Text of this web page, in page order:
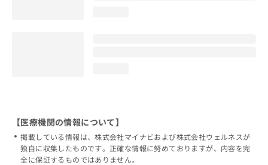
【医療機関の情報について】
掲載している情報は、株式会社マイナビおよび株式会社ウェルネスが
独自に収集したものです。正確な情報に努めておりますが、内容を完
全に保証するものではありません。